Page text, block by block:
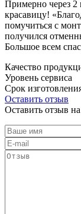
Примерно через
красавицу!
помучиться с
получился
Большое всем
Качество
Уровень сервиса
Срок
Оставить отзыв
Оставить отзыв